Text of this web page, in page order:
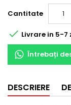
Cantitate
 Livrare in 5-
Întrebați
DESCRIERE